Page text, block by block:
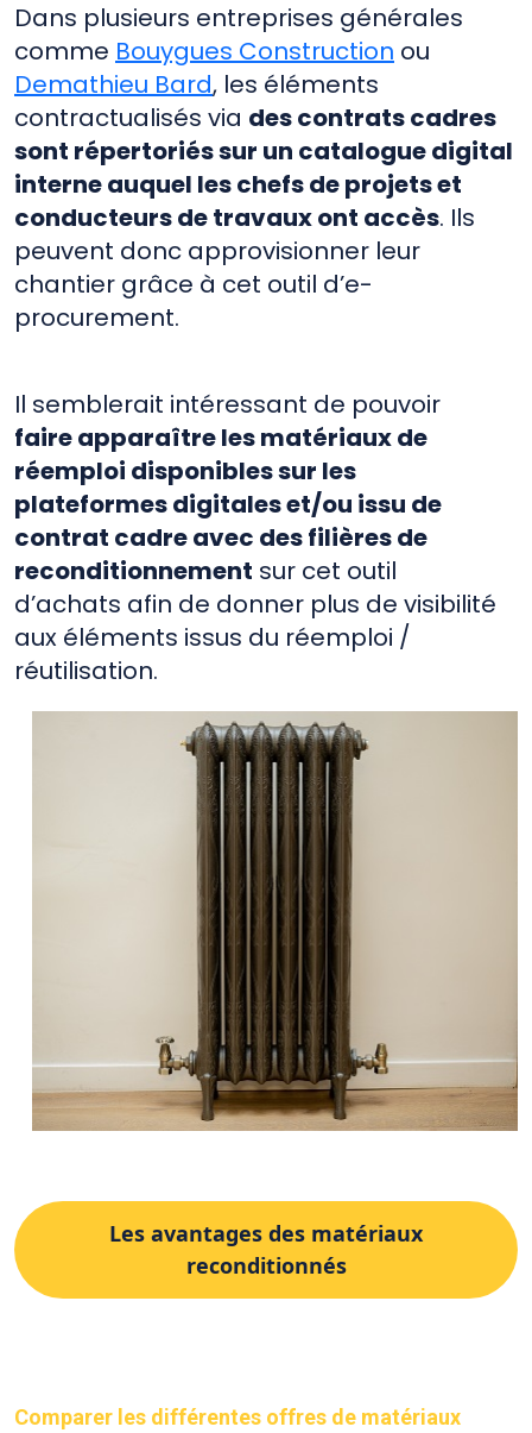
Dans plusieurs entreprises générales
comme Bouygues Construction ou
Demathieu Bard, les éléments
contractualisés via des contrats cadres
sont répertoriés sur un catalogue digital
interne auquel les chefs de projets et
conducteurs de travaux ont accès. Ils
peuvent donc approvisionner leur
chantier grâce à cet outil d’e-
procurement.
Il semblerait intéressant de pouvoir
faire apparaître les matériaux de
réemploi disponibles sur les
plateformes digitales et/ou issu de
contrat cadre avec des filières de
reconditionnement sur cet outil
d’achats afin de donner plus de visibilité
aux éléments issus du réemploi /
réutilisation.
Les avantages des matériaux
reconditionnés
Comparer les différentes offres de matériaux